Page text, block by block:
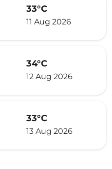
33°C
11 Aug 2026
34°C
12 Aug 2026
33°C
13 Aug 2026